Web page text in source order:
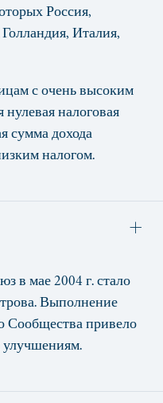
Россия,
Италия,
с очень высоким
налоговая
сумма дохода
налогом.
в мае 2004 г. стало
Выполнение
Сообщества привело